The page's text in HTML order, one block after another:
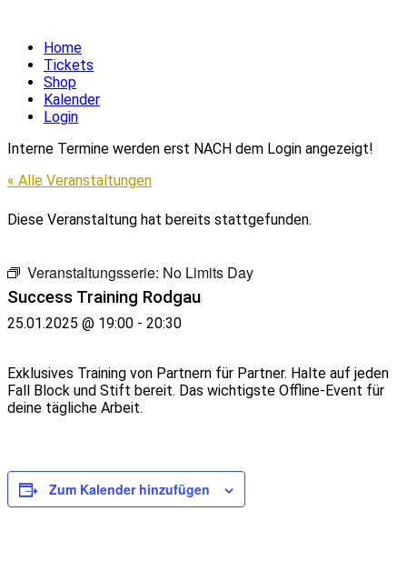
Home
Tickets
Shop
Kalender
Login
Interne Termine werden erst NACH dem Login angezeigt!
« Alle Veranstaltungen
Diese Veranstaltung hat bereits stattgefunden.
Veranstaltungsserie: No Limits Day
Success Training Rodgau
25.01.2025 @ 19:00 - 20:30
Exklusives Training von Partnern für Partner. Halte auf jeden
Fall Block und Stift bereit. Das wichtigste Offline-Event für
deine tägliche Arbeit.
Zum Kalender hinzufügen